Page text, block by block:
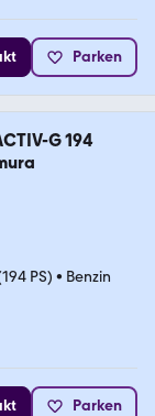
Parken
G 194
PS) • Benzin
Parken